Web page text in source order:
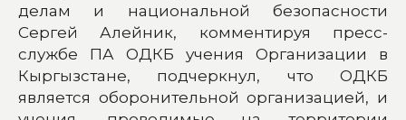
делам и национальной безопасности
Сергей Алейник, комментируя пресс-
службе ПА ОДКБ учения Организации в
Кыргызстане, подчеркнул, что ОДКБ
является оборонительной организацией, и